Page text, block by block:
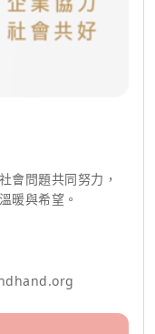
會問題共同努力，
暖與希望。